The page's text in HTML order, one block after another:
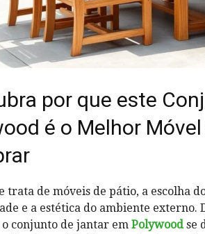
por que este
é o Melhor
trata de móveis de pátio, a escolha
e a estética do ambiente externo.
conjunto de jantar em Polywood se